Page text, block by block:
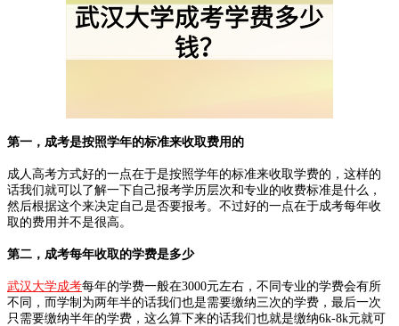
第一，成考是按照学年的标准来收取费用的
成人高考方式好的一点在于是按照学年的标准来收取学费的，这样的
话我们就可以了解一下自己报考学历层次和专业的收费标准是什么，
然后根据这个来决定自己是否要报考。不过好的一点在于成考每年收
取的费用并不是很高。
第二，成考每年收取的学费是多少
武汉大学成考每年的学费一般在3000元左右，不同专业的学费会有所
不同，而学制为两年半的话我们也是需要缴纳三次的学费，最后一次
只需要缴纳半年的学费，这么算下来的话我们也就是缴纳6k-8k元就可